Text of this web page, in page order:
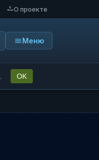
О проекте
Меню
OK